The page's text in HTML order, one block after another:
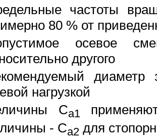
частоты
80 % от
осевое
другого
диаметр
нагрузкой
Ca1
- Ca2 для